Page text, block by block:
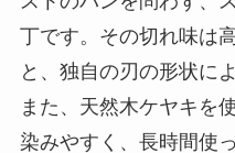
丁です。その切れ味は
と、独自の刃の形状に
また、天然木ケヤキを
染みやすく、長時間使